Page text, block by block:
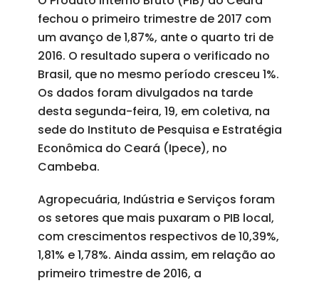
fechou o primeiro trimestre de 2017 com
um avanço de 1,87%, ante o quarto tri de
2016. O resultado supera o verificado no
Brasil, que no mesmo período cresceu 1%.
Os dados foram divulgados na tarde
desta segunda-feira, 19, em coletiva, na
sede do Instituto de Pesquisa e Estratégia
Econômica do Ceará (Ipece), no
Cambeba.
Agropecuária, Indústria e Serviços foram
os setores que mais puxaram o PIB local,
com crescimentos respectivos de 10,39%,
1,81% e 1,78%. Ainda assim, em relação ao
primeiro trimestre de 2016, a